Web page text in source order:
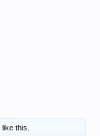
like this.